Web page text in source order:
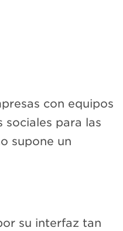
con equipos
sociales para las
supone un
su interfaz tan